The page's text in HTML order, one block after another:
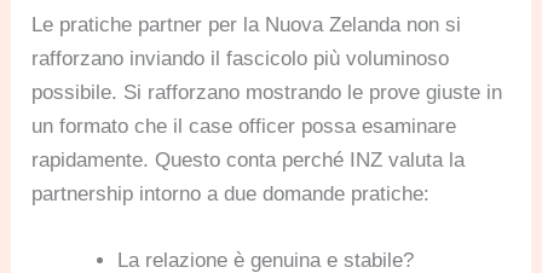
Le pratiche partner per la Nuova Zelanda non si
rafforzano inviando il fascicolo più voluminoso
possibile. Si rafforzano mostrando le prove giuste in
un formato che il case officer possa esaminare
rapidamente. Questo conta perché INZ valuta la
partnership intorno a due domande pratiche:
La relazione è genuina e stabile?